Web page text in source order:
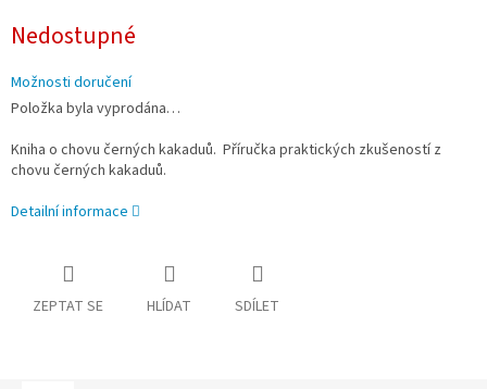
cena:
Nedostupné
Možnosti doručení
Položka byla vyprodána…
Kniha o chovu černých kakaduů. Příručka praktických zkušeností z
chovu černých kakaduů.
Detailní informace
ZEPTAT SE HLÍDAT SDÍLET